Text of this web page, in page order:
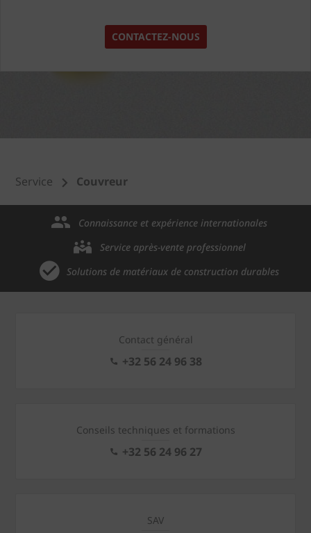
CONTACTEZ-NOUS
Service Couvreur
Connaissance et expérience internationales
Service après-vente professionnel
Solutions de matériaux de construction durables
Contact général
+32 56 24 96 38
Conseils techniques et formations
+32 56 24 96 27
SAV